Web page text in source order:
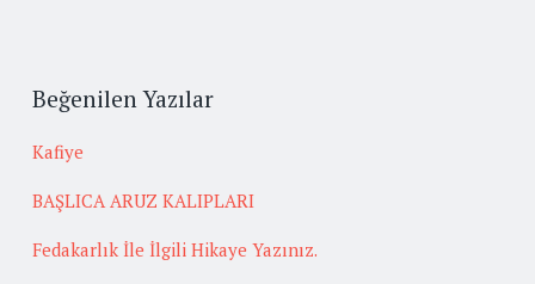
Beğenilen Yazılar
Kafiye
BAŞLICA ARUZ KALIPLARI
Fedakarlık İle İlgili Hikaye Yazınız.